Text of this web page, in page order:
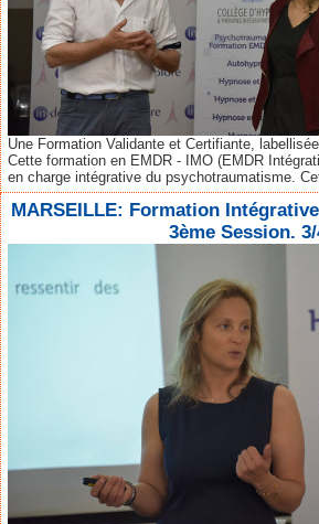
Une Formation Validante et Certifiante,
Cette formation en EMDR - IMO (EMDR
en charge intégrative du psychotraumatisme.
MARSEILLE: Formation
3ème Session. 3/